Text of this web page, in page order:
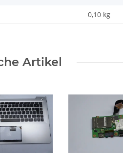
0,10 kg
Artikel